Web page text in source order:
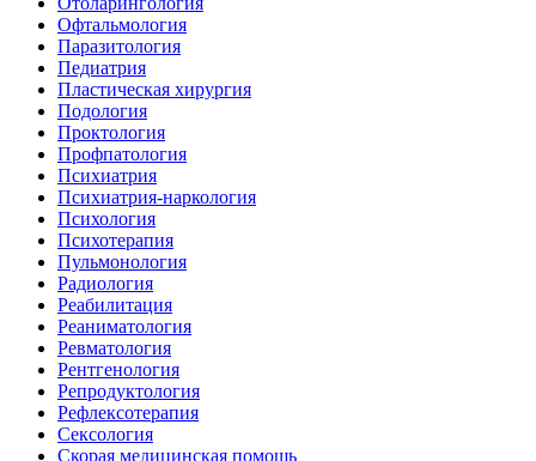
Офтальмология
Паразитология
Педиатрия
Пластическая хирургия
Подология
Проктология
Профпатология
Психиатрия
Психиатрия-наркология
Психология
Психотерапия
Пульмонология
Радиология
Реабилитация
Реаниматология
Ревматология
Рентгенология
Репродуктология
Рефлексотерапия
Сексология
Скорая медицинская помощь